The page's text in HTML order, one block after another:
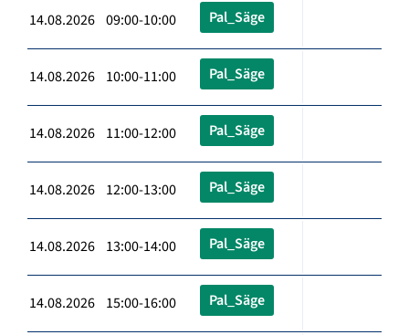
14.08.2026 09:00-10:00 Pal_Säge
14.08.2026 10:00-11:00 Pal_Säge
14.08.2026 11:00-12:00 Pal_Säge
14.08.2026 12:00-13:00 Pal_Säge
14.08.2026 13:00-14:00 Pal_Säge
14.08.2026 15:00-16:00 Pal_Säge